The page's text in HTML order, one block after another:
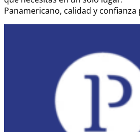
Panamericano, calidad y